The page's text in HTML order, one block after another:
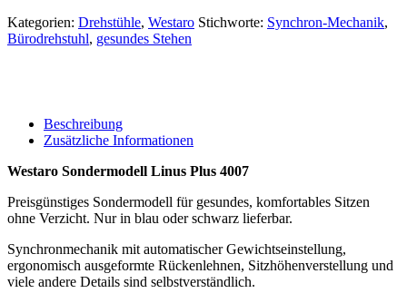
Kategorien: Drehstühle, Westaro Stichworte: Synchron-Mechanik,
Bürodrehstuhl, gesundes Stehen
Beschreibung
Zusätzliche Informationen
Westaro Sondermodell Linus Plus 4007
Preisgünstiges Sondermodell für gesundes, komfortables Sitzen
ohne Verzicht. Nur in blau oder schwarz lieferbar.
Synchronmechanik mit automatischer Gewichtseinstellung,
ergonomisch ausgeformte Rückenlehnen, Sitzhöhenverstellung und
viele andere Details sind selbstverständlich.